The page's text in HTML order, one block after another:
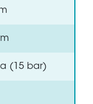
(15 bar)